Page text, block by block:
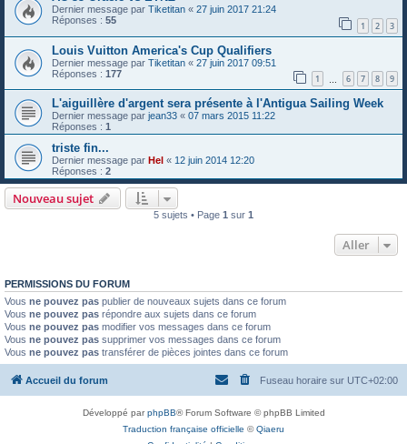
Dernier message par Tiketitan « 27 juin 2017 21:24
Réponses : 55 1 2 3
Louis Vuitton America's Cup Qualifiers
Dernier message par Tiketitan « 27 juin 2017 09:51
Réponses : 177 1 6 7 8 9
L'aiguillère d'argent sera présente à l'Antigua Sailing Week
Dernier message par jean33 « 07 mars 2015 11:22
Réponses : 1
triste fin...
Dernier message par Hel « 12 juin 2014 12:20
Réponses : 2
Nouveau sujet
5 sujets • Page 1 sur 1
Aller
PERMISSIONS DU FORUM
Vous ne pouvez pas publier de nouveaux sujets dans ce forum
Vous ne pouvez pas répondre aux sujets dans ce forum
Vous ne pouvez pas modifier vos messages dans ce forum
Vous ne pouvez pas supprimer vos messages dans ce forum
Vous ne pouvez pas transférer de pièces jointes dans ce forum
Accueil du forum Fuseau horaire sur UTC+02:00
Développé parphpBB® Forum Software © phpBB Limited
Traduction française officielle ©Qiaeru